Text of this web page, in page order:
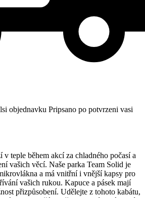
objednavku Pripsano po potvrzeni vasi
v teple během akcí za chladného počasí a
vašich věcí. Naše parka Team Solid je
a má vnitřní i vnější kapsy pro
vašich rukou. Kapuce a pásek mají
přizpůsobení. Udělejte z tohoto kabátu,